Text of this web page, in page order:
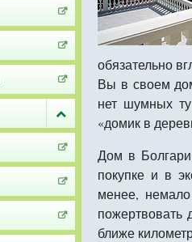
обязательно
Вы в своем
нет шумных
«домик в
Дом в
покупке и в
менее,
пожертвовать
ближе